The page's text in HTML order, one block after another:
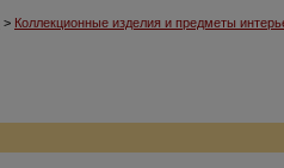
> Коллекционные изделия и предметы